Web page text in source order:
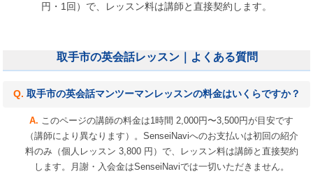
円・1回）で、レッスン料は講師と直接契約します。
取手市の英会話レッスン｜よくある質問
取手市の英会話マンツーマンレッスンの料金はいくらですか？
このページの講師の料金は1時間 2,000円〜3,500円が目安です
（講師により異なります）。SenseiNaviへのお支払いは初回の紹介
料のみ（個人レッスン 3,800 円）で、レッスン料は講師と直接契約
します。月謝・入会金はSenseiNaviでは一切いただきません。